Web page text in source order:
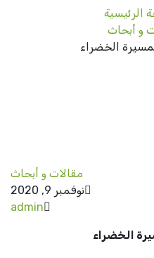
الرئيسية
و أبحاث
الخضراء
مقالات و أبحاث
نوفمبر 9, 2020
admin
الخضراء